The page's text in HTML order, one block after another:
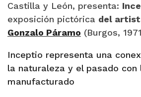
Castilla y León, presenta:
exposición pictórica del
Gonzalo Páramo (Burgos,
Inceptio representa una
la naturaleza y el pasado con
manufacturado